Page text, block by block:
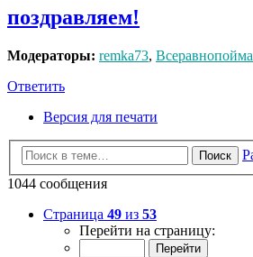
поздравляем!
Модераторы: remka73,
Ответить
Версия для печати
Поиск
1044 сообщения
Страница 49 из 53
Перейти на страницу: